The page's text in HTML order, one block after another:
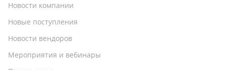
Новости компании
Новые поступления
Новости вендоров
Мероприятия и вебинары